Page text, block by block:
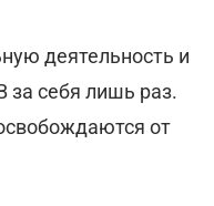
деятельность и
за себя лишь раз.
от